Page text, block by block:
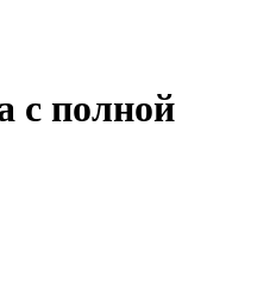
с полной